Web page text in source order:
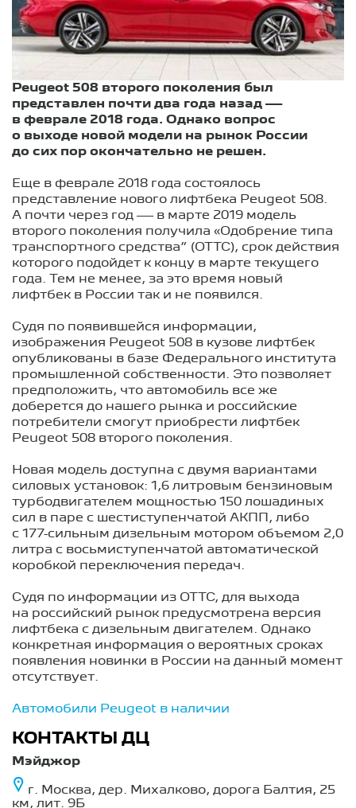
Peugeot 508 второго поколения был
представлен почти два года назад —
в феврале 2018 года. Однако вопрос
о выходе новой модели на рынок России
до сих пор окончательно не решен.
Еще в феврале 2018 года состоялось
представление нового лифтбека Peugeot 508.
А почти через год — в марте 2019 модель
второго поколения получила «Одобрение типа
транспортного средства” (ОТТС), срок действия
которого подойдет к концу в марте текущего
года. Тем не менее, за это время новый
лифтбек в России так и не появился.
Судя по появившейся информации,
изображения Peugeot 508 в кузове лифтбек
опубликованы в базе Федерального института
промышленной собственности. Это позволяет
предположить, что автомобиль все же
доберется до нашего рынка и российские
потребители смогут приобрести лифтбек
Peugeot 508 второго поколения.
Новая модель доступна с двумя вариантами
силовых установок: 1,6 литровым бензиновым
турбодвигателем мощностью 150 лошадиных
сил в паре с шестиступенчатой АКПП, либо
с 177-сильным дизельным мотором объемом 2,0
литра с восьмиступенчатой автоматической
коробкой переключения передач.
Судя по информации из ОТТС, для выхода
на российский рынок предусмотрена версия
лифтбека с дизельным двигателем. Однако
конкретная информация о вероятных сроках
появления новинки в России на данный момент
отсутствует.
Автомобили Peugeot в наличии
КОНТАКТЫ ДЦ
Мэйджор
г. Москва, дер. Михалково, дорога Балтия, 25
км, лит. 9Б